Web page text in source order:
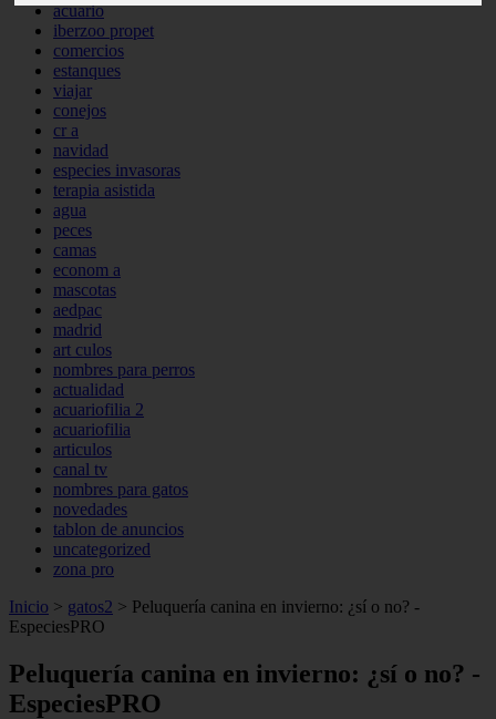
acuario
iberzoo propet
comercios
estanques
viajar
conejos
cr a
navidad
especies invasoras
terapia asistida
agua
peces
camas
econom a
mascotas
aedpac
madrid
art culos
nombres para perros
actualidad
acuariofilia 2
acuariofilia
articulos
canal tv
nombres para gatos
novedades
tablon de anuncios
uncategorized
zona pro
Inicio > gatos2 > Peluquería canina en invierno: ¿sí o no? -
EspeciesPRO
Peluquería canina en invierno: ¿sí o no? -
EspeciesPRO